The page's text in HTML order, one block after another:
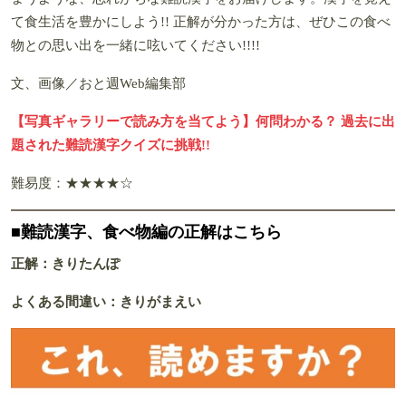
て食生活を豊かにしよう!! 正解が分かった方は、ぜひこの食べ
物との思い出を一緒に呟いてください!!!!
文、画像／おと週Web編集部
【写真ギャラリーで読み方を当てよう】何問わかる？ 過去に出
題された難読漢字クイズに挑戦!!
難易度：★★★★☆
■難読漢字、食べ物編の正解はこちら
正解：きりたんぽ
よくある間違い：きりがまえい